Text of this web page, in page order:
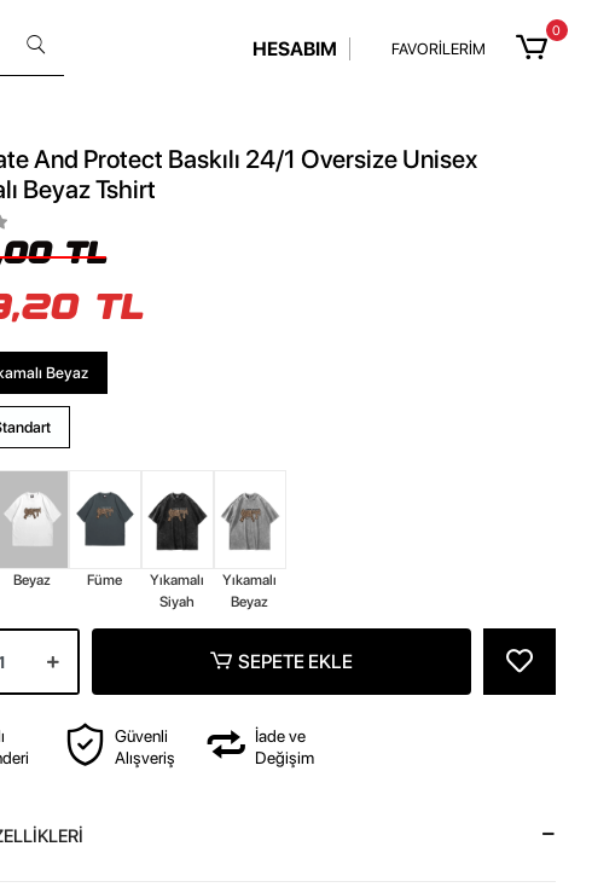
HESABIM FAVORİLERİM
0
And Protect Baskılı 24/1 Oversize Unisex
Beyaz Tshirt
TL
TL
Beyaz
Beyaz Füme
Yıkamalı
Siyah
Yıkamalı
Beyaz
SEPETE EKLE
Güvenli
Alışveriş
İade ve
Değişim